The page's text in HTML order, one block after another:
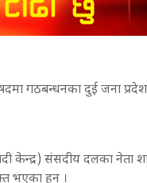
गठबन्धनका दुई जना
केन्द्र) संसदीय दलका नेता
भएका हुन् ।